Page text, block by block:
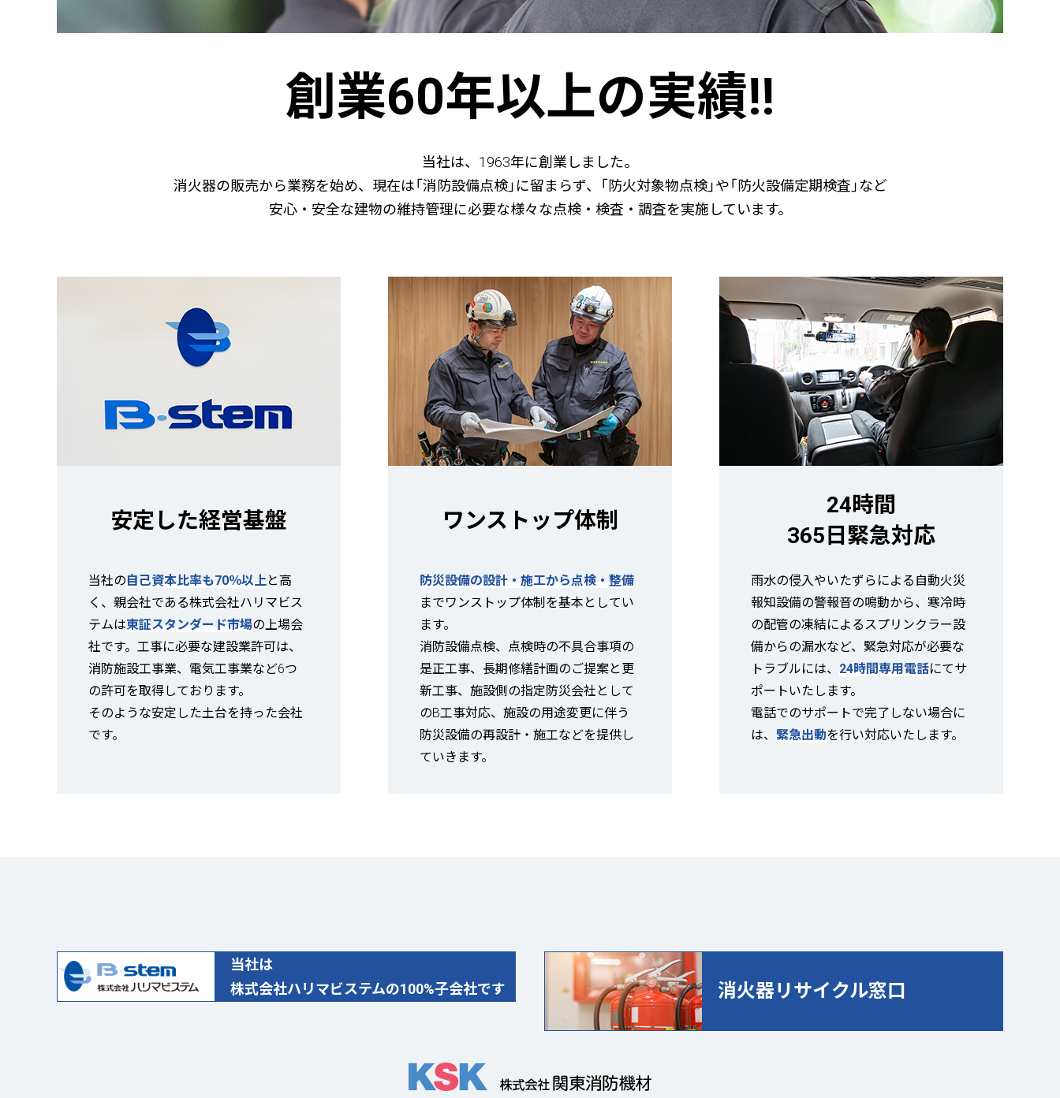
創業60年以上の実績!!
当社は、1963年に創業しました。
消火器の販売から業務を始め、現在は「消防設備点検」に留まらず、「防火対象物点検」や「防火設備定期検査」など
安心・安全な建物の維持管理に必要な様々な点検・検査・調査を実施しています。
安定した経営基盤
当社の自己資本比率も70％以上と高
く、親会社である株式会社ハリマビス
テムは東証スタンダード市場の上場会
社です。工事に必要な建設業許可は、
消防施設工事業、電気工事業など6つ
の許可を取得しております。
そのような安定した土台を持った会社
です。
ワンストップ体制
防災設備の設計・施工から点検・整備
までワンストップ体制を基本としてい
ます。
消防設備点検、点検時の不具合事項の
是正工事、長期修繕計画のご提案と更
新工事、施設側の指定防災会社として
のB工事対応、施設の用途変更に伴う
防災設備の再設計・施工などを提供し
ていきます。
24時間
365日緊急対応
雨水の侵入やいたずらによる自動火災
報知設備の警報音の鳴動から、寒冷時
の配管の凍結によるスプリンクラー設
備からの漏水など、緊急対応が必要な
トラブルには、 24時間専用電話にてサ
ポートいたします。
電話でのサポートで完了しない場合に
は、 緊急出動を行い対応いたします。
当社は
株式会社ハリマビステムの100%子会社です
消火器リサイクル窓口